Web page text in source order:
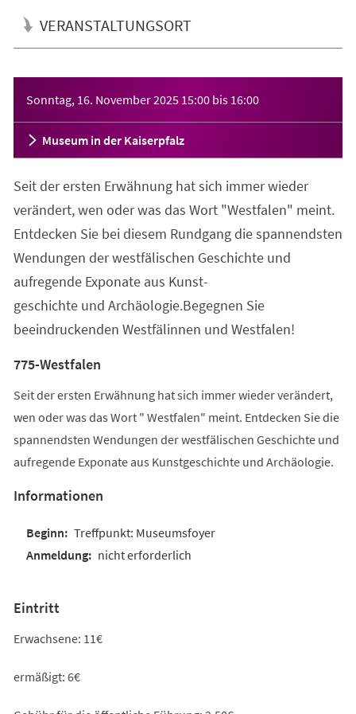
VERANSTALTUNGSORT
Sonntag, 16. November 2025 15:00 bis 16:00
Museum in der Kaiserpfalz
Seit der ersten Erwähnung hat sich immer wieder
verändert, wen oder was das Wort "Westfalen" meint.
Entdecken Sie bei diesem Rundgang die spannendsten
Wendungen der westfälischen Geschichte und
aufregende Exponate aus Kunst-
geschichte und Archäologie.Begegnen Sie
beeindruckenden Westfälinnen und Westfalen!
775-Westfalen
Seit der ersten Erwähnung hat sich immer wieder verändert,
wen oder was das Wort " Westfalen" meint. Entdecken Sie die
spannendsten Wendungen der westfälischen Geschichte und
aufregende Exponate aus Kunstgeschichte und Archäologie.
Informationen
Treffpunkt: Museumsfoyer
nicht erforderlich
Eintritt
Erwachsene: 11€
ermäßigt: 6€